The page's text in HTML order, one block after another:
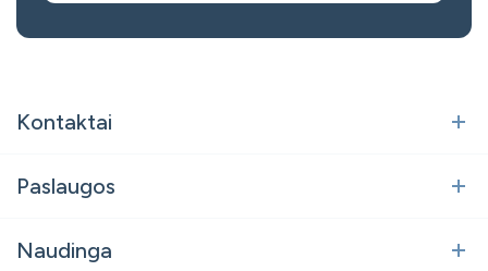
Kontaktai
Vilnius
vilnius@danesklinika.lt
Paslaugos
Burnos chirurgija
Naudinga